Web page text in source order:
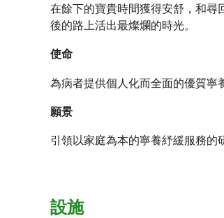
在餘下的寶貴時間獲得安舒，和尋
後的路上活出最燦爛的時光。
使命
為病者提供個人化而全面的優質寧
願景
引領以家庭為本的寧養紓緩服務的
設施